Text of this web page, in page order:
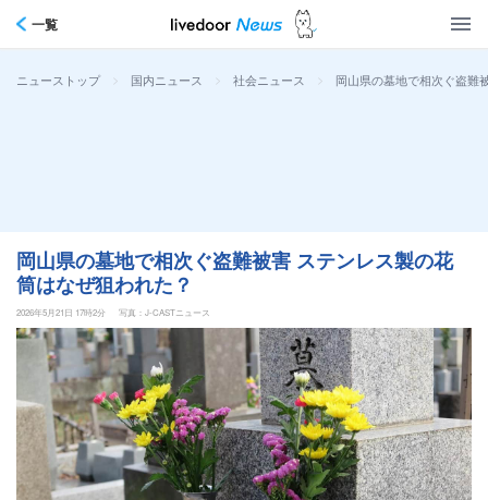
一覧
ニューストップ > 国内ニュース > 社会ニュース > 岡山県の墓地で相次ぐ盗難
岡山県の墓地で相次ぐ盗難被害 ステンレス製の花
筒はなぜ狙われた？
2026年5月21日 17時2分 写真：J-CASTニュース